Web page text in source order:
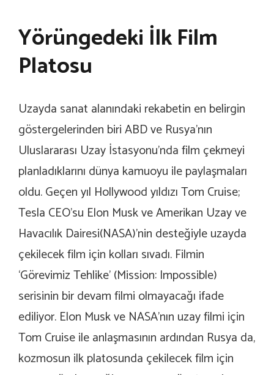
Yörüngedeki İlk Film
Platosu
Uzayda sanat alanındaki rekabetin en belirgin
göstergelerinden biri ABD ve Rusya’nın
Uluslararası Uzay İstasyonu’nda film çekmeyi
planladıklarını dünya kamuoyu ile paylaşmaları
oldu. Geçen yıl Hollywood yıldızı Tom Cruise;
Tesla CEO’su Elon Musk ve Amerikan Uzay ve
Havacılık Dairesi(NASA)’nin desteğiyle uzayda
çekilecek film için kolları sıvadı. Filmin
‘Görevimiz Tehlike’ (Mission: Impossible)
serisinin bir devam filmi olmayacağı ifade
ediliyor. Elon Musk ve NASA’nın uzay filmi için
Tom Cruise ile anlaşmasının ardından Rusya da,
kozmosun ilk platosunda çekilecek film için